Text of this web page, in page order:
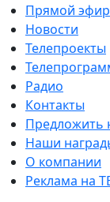
Прямой эфир
Новости
Телепроекты
Радио
Контакты
Предложить
Наши
О компании
Реклама на